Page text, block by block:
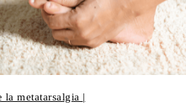
la metatarsalgia |